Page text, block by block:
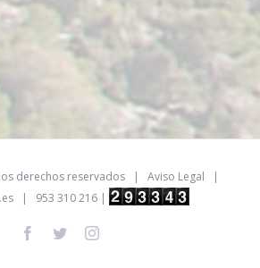
derechos reservados | Aviso Legal |
| 953 310 216 |
Facebook
TwitterInstagram